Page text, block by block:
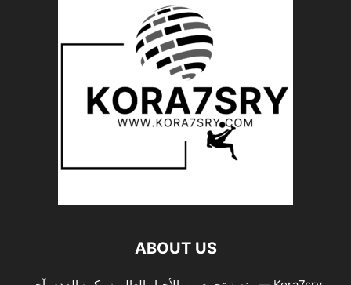
ABOUT US